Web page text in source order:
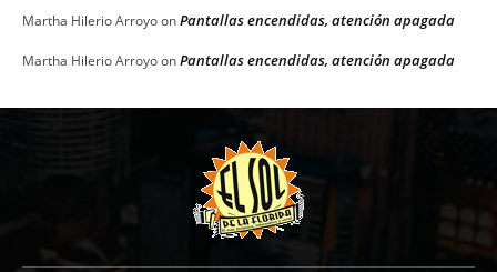
Martha Hilerio ArroyoonPantallas encendidas, atención apagada
Martha Hilerio ArroyoonPantallas encendidas, atención apagada